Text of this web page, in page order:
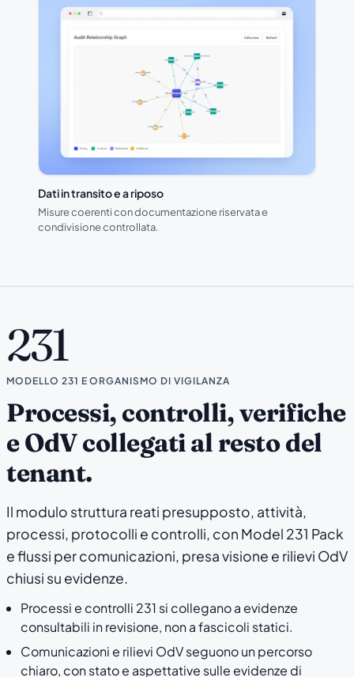
Dati in transito e a riposo
Misure coerenti con documentazione riservata e
condivisione controllata.
231
MODELLO 231 E ORGANISMO DI VIGILANZA
Processi, controlli, verifiche
e OdV collegati al resto del
tenant.
Il modulo struttura reati presupposto, attività,
processi, protocolli e controlli, con Model 231 Pack
e flussi per comunicazioni, presa visione e rilievi OdV
chiusi su evidenze.
Processi e controlli 231 si collegano a evidenze
consultabili in revisione, non a fascicoli statici.
Comunicazioni e rilievi OdV seguono un percorso
chiaro, con stato e aspettative sulle evidenze di